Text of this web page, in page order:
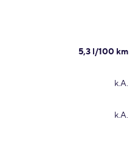
5,3 l/100 km
k.A.
k.A.